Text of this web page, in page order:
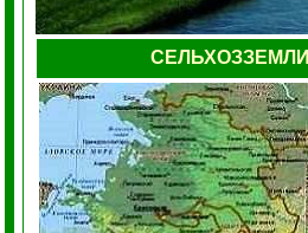
СЕЛЬХОЗЗЕМЛИ